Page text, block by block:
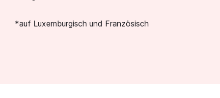
*auf Luxemburgisch und Französisch